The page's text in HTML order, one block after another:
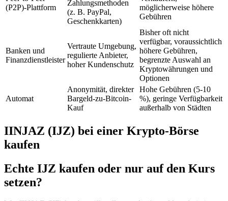
(P2P)-Plattform
Zahlungsmethoden
(z. B. PayPal,
Geschenkkarten)
möglicherweise höhere
Gebühren
Banken und
Finanzdienstleister
Vertraute Umgebung,
regulierte Anbieter,
hoher Kundenschutz
Bisher oft nicht
verfügbar, voraussichtlich
höhere Gebühren,
begrenzte Auswahl an
Kryptowährungen und
Optionen
Automat
Anonymität, direkter
Bargeld-zu-Bitcoin-
Kauf
Hohe Gebühren (5-10
%), geringe Verfügbarkeit
außerhalb von Städten
IINJAZ (IJZ) bei einer Krypto-Börse
kaufen
Echte IJZ kaufen oder nur auf den Kurs
setzen?